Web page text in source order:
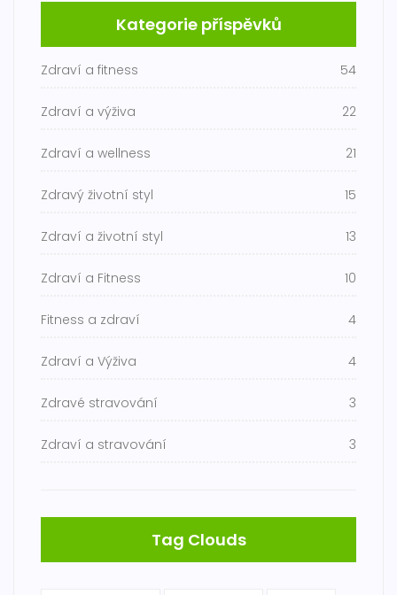
Kategorie příspěvků
Zdraví a fitness 54
Zdraví a výživa 22
Zdraví a wellness 21
Zdravý životní styl 15
Zdraví a životní styl 13
Zdraví a Fitness 10
Fitness a zdraví 4
Zdraví a Výživa 4
Zdravé stravování 3
Zdraví a stravování 3
Tag Clouds